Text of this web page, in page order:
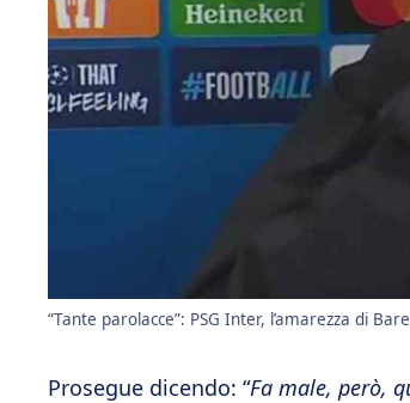
“Tante parolacce”: PSG Inter, l’amarezza di
Prosegue dicendo: “Fa male, però,